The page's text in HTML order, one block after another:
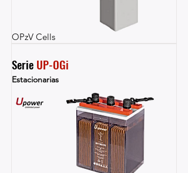
OPzV Cells
Serie UP-OGi
Estacionarias